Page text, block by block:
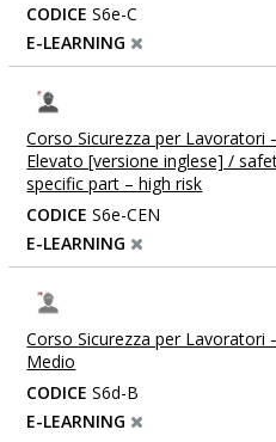
CODICE S6e-C
E-LEARNING
Corso Sicurezza per Lavoratori
Elevato [versione inglese] /
specific part – high risk
CODICE S6e-CEN
E-LEARNING
Corso Sicurezza per Lavoratori
Medio
CODICE S6d-B
E-LEARNING